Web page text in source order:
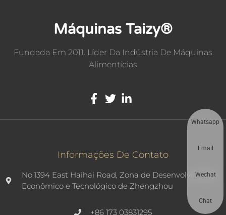
Máquinas Taizy®
Fundada Em 2011. Líder Da Indústria De Máquinas
Alimentícias
Informações De Contato
No.1394 East Haihai Road, Zona de Desenvolvimento
Econômico e Tecnológico de Zhengzhou
+86 173 03831295
Whatsapp
Email
Wechat
Chat